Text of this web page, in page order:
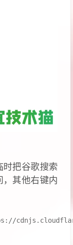
时把谷歌搜索
，其他右键内